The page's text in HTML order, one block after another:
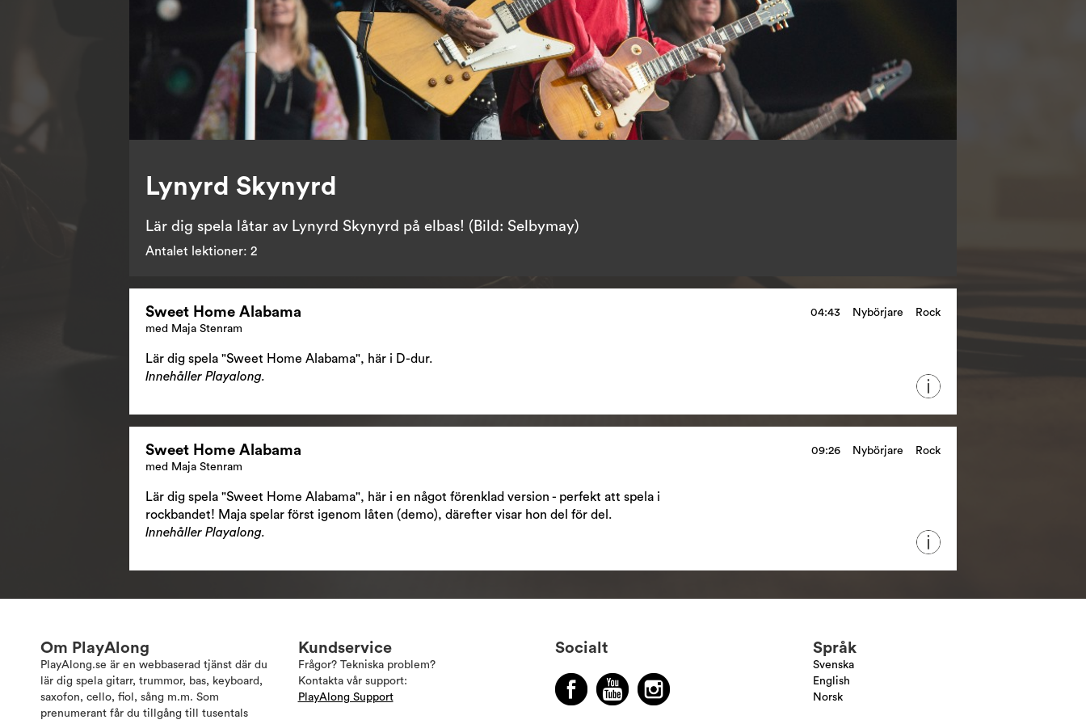
Lynyrd Skynyrd
Lär dig spela låtar av Lynyrd Skynyrd på elbas! (Bild: Selbymay)
Antalet lektioner: 2
Sweet Home Alabama Rock
Nybörjare
04:43
med Maja Stenram
Lär dig spela "Sweet Home Alabama", här i D-dur.
Innehåller Playalong.
Sweet Home Alabama Rock
Nybörjare
09:26
med Maja Stenram
Lär dig spela "Sweet Home Alabama", här i en något förenklad version - perfekt att spela i
rockbandet! Maja spelar först igenom låten (demo), därefter visar hon del för del.
Innehåller Playalong.
Om PlayAlong
PlayAlong.se är en webbaserad tjänst där du
lär dig spela gitarr, trummor, bas, keyboard,
saxofon, cello, fiol, sång m.m. Som
prenumerant får du tillgång till tusentals
Kundservice
Frågor? Tekniska problem?
Kontakta vår support:
PlayAlong Support
Socialt Språk
Svenska
English
Norsk